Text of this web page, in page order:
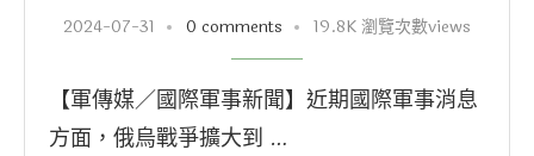
2024-07-31 0 comments 19.8K 瀏覽次數views
【軍傳媒／國際軍事新聞】近期國際軍事消息
方面，俄烏戰爭擴大到 …